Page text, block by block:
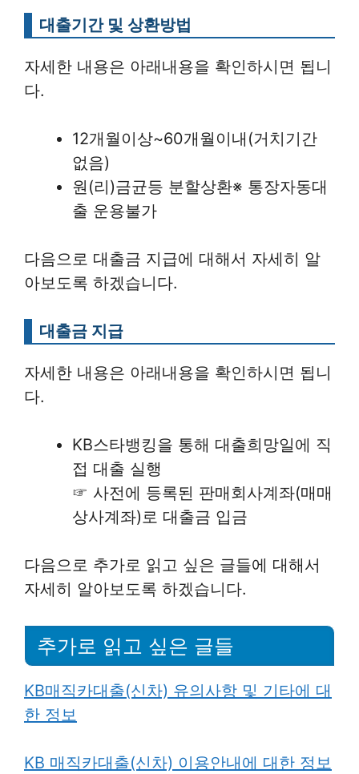
대출기간 및 상환방법
자세한 내용은 아래내용을 확인하시면 됩니
다.
12개월이상~60개월이내(거치기간
없음)
원(리)금균등 분할상환※ 통장자동대
출 운용불가
다음으로 대출금 지급에 대해서 자세히 알
아보도록 하겠습니다.
대출금 지급
자세한 내용은 아래내용을 확인하시면 됩니
다.
KB스타뱅킹을 통해 대출희망일에 직
접 대출 실행
☞ 사전에 등록된 판매회사계좌(매매
상사계좌)로 대출금 입금
다음으로 추가로 읽고 싶은 글들에 대해서
자세히 알아보도록 하겠습니다.
추가로 읽고 싶은 글들
KB매직카대출(신차) 유의사항 및 기타에 대
한 정보
KB 매직카대출(신차) 이용안내에 대한 정보